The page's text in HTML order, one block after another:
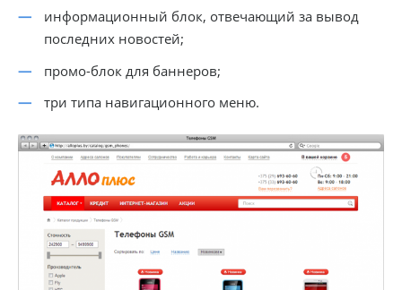
информационный блок, отвечающий за вывод
последних новостей;
промо-блок для баннеров;
три типа навигационного меню.